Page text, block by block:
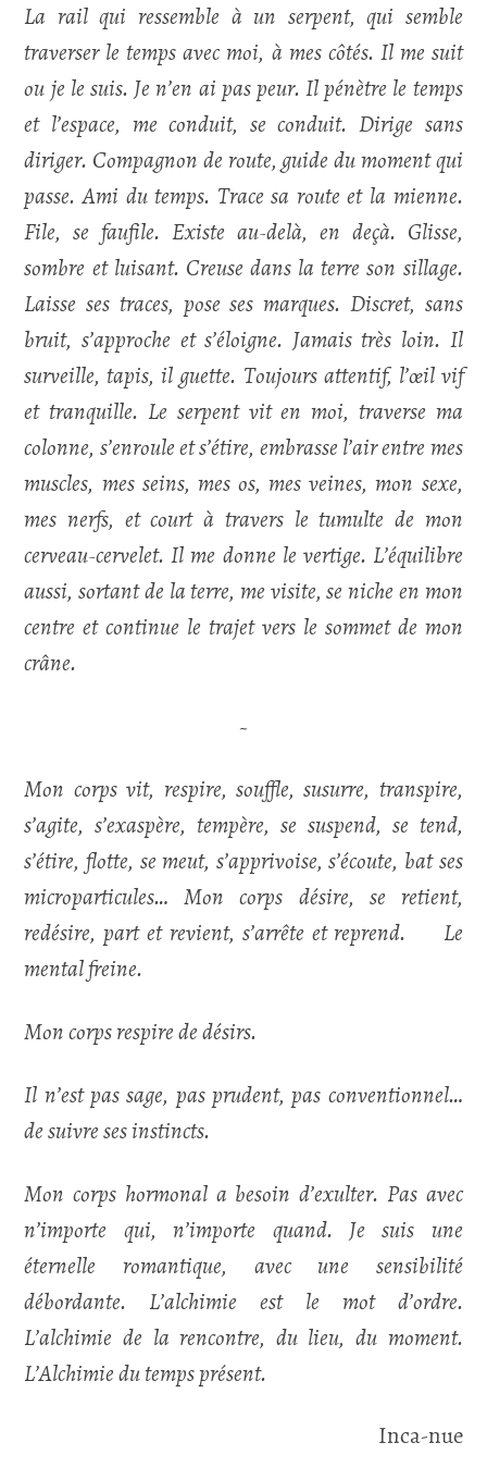
La rail qui ressemble à un serpent, qui semble
traverser le temps avec moi, à mes côtés. Il me suit
ou je le suis. Je n’en ai pas peur. Il pénètre le temps
et l’espace, me conduit, se conduit. Dirige sans
diriger. Compagnon de route, guide du moment qui
passe. Ami du temps. Trace sa route et la mienne.
File, se faufile. Existe au-delà, en deçà. Glisse,
sombre et luisant. Creuse dans la terre son sillage.
Laisse ses traces, pose ses marques. Discret, sans
bruit, s’approche et s’éloigne. Jamais très loin. Il
surveille, tapis, il guette. Toujours attentif, l’œil vif
et tranquille. Le serpent vit en moi, traverse ma
colonne, s’enroule et s’étire, embrasse l’air entre mes
muscles, mes seins, mes os, mes veines, mon sexe,
mes nerfs, et court à travers le tumulte de mon
cerveau-cervelet. Il me donne le vertige. L’équilibre
aussi, sortant de la terre, me visite, se niche en mon
centre et continue le trajet vers le sommet de mon
crâne.
~
Mon corps vit, respire, souffle, susurre, transpire,
s’agite, s’exaspère, tempère, se suspend, se tend,
s’étire, flotte, se meut, s’apprivoise, s’écoute, bat ses
microparticules… Mon corps désire, se retient,
redésire, part et revient, s’arrête et reprend. Le
mental freine.
Mon corps respire de désirs.
Il n’est pas sage, pas prudent, pas conventionnel…
de suivre ses instincts.
Mon corps hormonal a besoin d’exulter. Pas avec
n’importe qui, n’importe quand. Je suis une
éternelle romantique, avec une sensibilité
débordante. L’alchimie est le mot d’ordre.
L’alchimie de la rencontre, du lieu, du moment.
L’Alchimie du temps présent.
Inca-nue